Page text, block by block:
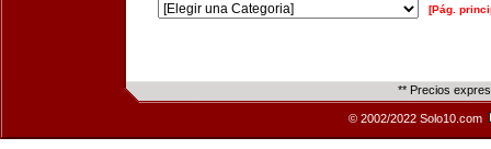
[Pág.
** Precios
© 2002/2022 Solo10.com